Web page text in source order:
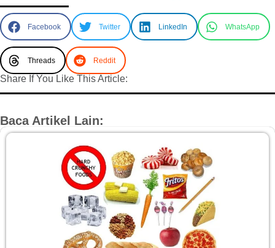
Facebook Twitter LinkedIn WhatsApp
Threads Reddit
Share If You Like This Article:
Baca Artikel Lain: